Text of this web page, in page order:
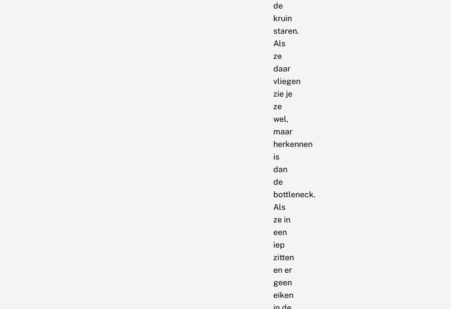
de
kruin
staren.
Als
ze
daar
vliegen
zie je
ze
wel,
maar
herkennen
is
dan
de
bottleneck.
Als
ze in
een
iep
zitten
en er
geen
eiken